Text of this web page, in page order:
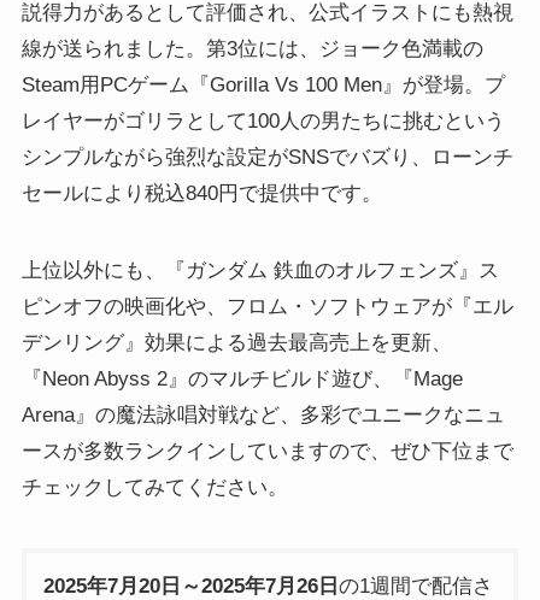
説得力があるとして評価され、公式イラストにも熱視
線が送られました。第3位には、ジョーク色満載の
Steam用PCゲーム『Gorilla Vs 100 Men』が登場。プ
レイヤーがゴリラとして100人の男たちに挑むという
シンプルながら強烈な設定がSNSでバズり、ローンチ
セールにより税込840円で提供中です。
上位以外にも、『ガンダム 鉄血のオルフェンズ』ス
ピンオフの映画化や、フロム・ソフトウェアが『エル
デンリング』効果による過去最高売上を更新、
『Neon Abyss 2』のマルチビルド遊び、『Mage
Arena』の魔法詠唱対戦など、多彩でユニークなニュ
ースが多数ランクインしていますので、ぜひ下位まで
チェックしてみてください。
2025年7月20日～2025年7月26日 の1週間で配信さ